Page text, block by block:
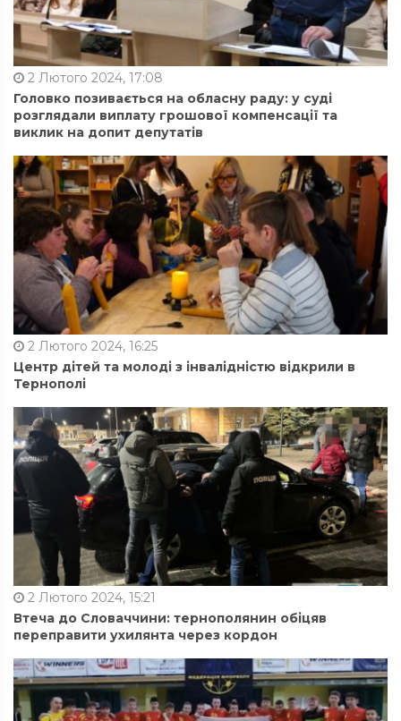
2 Лютого 2024, 17:08
Головко позивається на обласну раду: у суді
розглядали виплату грошової компенсації та
виклик на допит депутатів
2 Лютого 2024, 16:25
Центр дітей та молоді з інвалідністю відкрили в
Тернополі
2 Лютого 2024, 15:21
Втеча до Словаччини: тернополянин обіцяв
переправити ухилянта через кордон